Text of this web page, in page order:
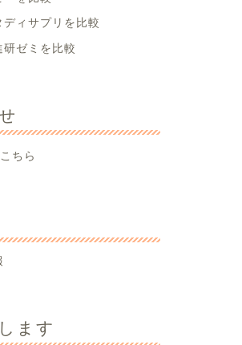
ィサプリを比較
研ゼミを比較
ちら
ます